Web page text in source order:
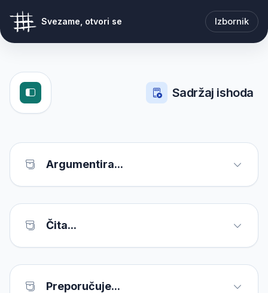
Svezame, otvori se Izbornik
Sadržaj ishoda
Argumentira...
Čita...
Preporučuje...